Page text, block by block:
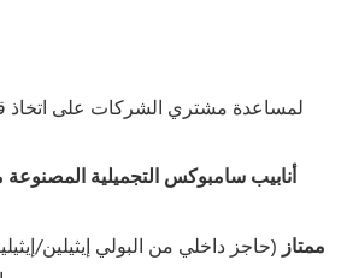
لمساعدة مشتري الشركات على اتخاذ
أنابيب سامبوكس التجميلية
ممتاز(حاجز داخلي من البولي إيثيلين/